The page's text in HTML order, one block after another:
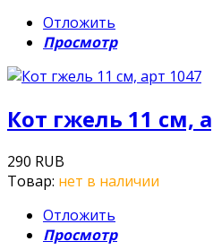
Отложить
Просмотр
Кот гжель 11 см,
290 RUB
Товар: нет в наличии
Отложить
Просмотр